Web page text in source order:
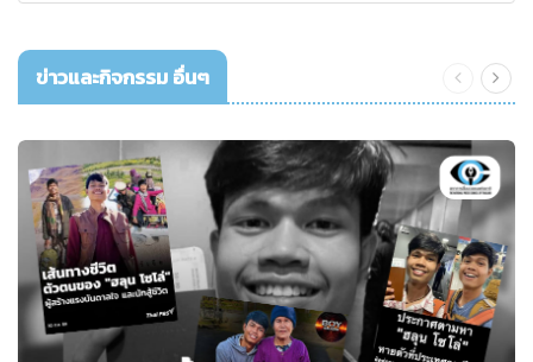
ข่าวและกิจกรรม อื่นๆ